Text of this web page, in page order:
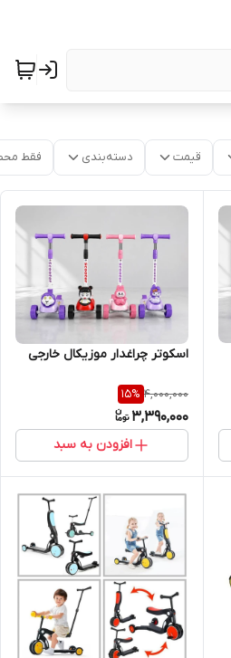
قیمت دسته‌بندی فقط
اسکوتر چراغدار موزیکال خارجی
4,000,000
15%
3,390,000
افزودن به سبد